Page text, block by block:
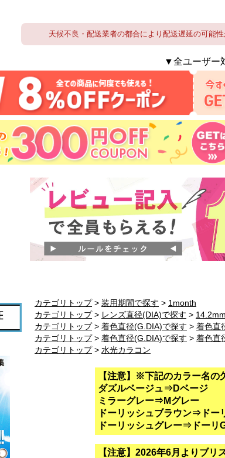
天候不良・配送業者の都合により配送遅延の可能
▼全ユーザー
カテゴリトップ> 装用期間で探す > 1month
カテゴリトップ> レンズ直径(DIA)で探す > 14.2mm
カテゴリトップ> 着色直径(G.DIA)で探す > 着色直
カテゴリトップ> 着色直径(G.DIA)で探す > 着色直
カテゴリトップ> 水光カラコン
【注意】※下記のカラー名の
ダズルベージュ⇒Dベージ
ミラーグレー⇒Mグレー
ドーリッシュブラウン⇒ドー
ドーリッシュグレー⇒ドーリ
【注意】2026年6月よりブリ